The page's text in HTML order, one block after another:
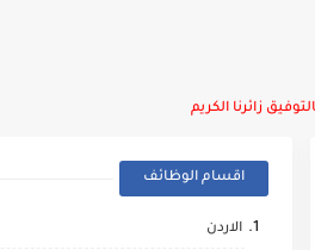
زائرنا الكريم
اقسام الوظائف
الاردن